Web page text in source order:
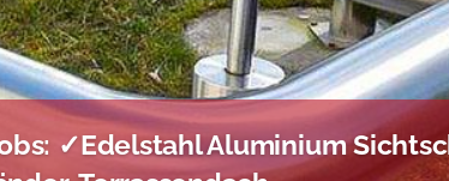
✓Edelstahl Aluminium